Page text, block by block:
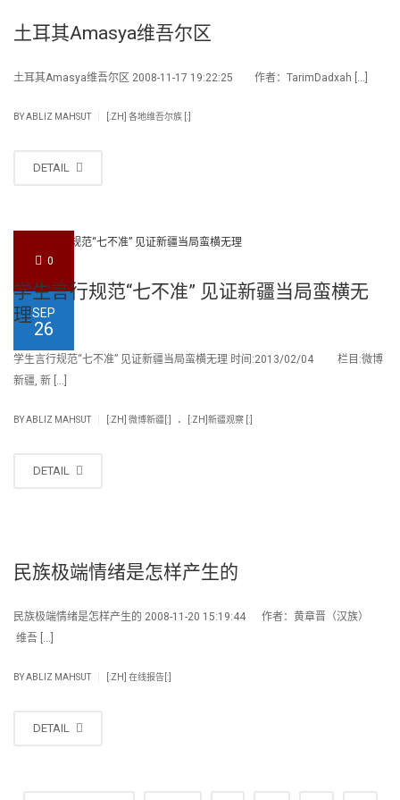
土耳其Amasya维吾尔区
土耳其Amasya维吾尔区 2008-11-17 19:22:25 作者：TarimDadxah […]
BYABLIZ MAHSUT [:ZH] 各地维吾尔族 [:]
DETAIL
0
SEP
26
学生言行规范“七不准” 见证新疆当局蛮横无
理
学生言行规范“七不准” 见证新疆当局蛮横无理 时间:2013/02/04 栏目:微博
新疆, 新 […]
BYABLIZ MAHSUT [:ZH] 微博新疆[:] . [:ZH]新疆观察 [:]
DETAIL
民族极端情绪是怎样产生的
民族极端情绪是怎样产生的 2008-11-20 15:19:44 作者：黄章晋（汉族）
维吾 […]
BYABLIZ MAHSUT [:ZH] 在线报告[:]
DETAIL